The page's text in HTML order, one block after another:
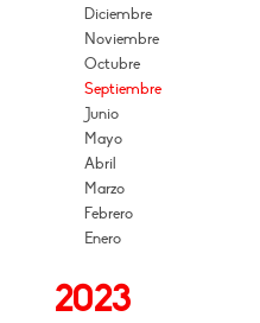
Diciembre
Noviembre
Octubre
Septiembre
Junio
Mayo
Abril
Marzo
Febrero
Enero
2023